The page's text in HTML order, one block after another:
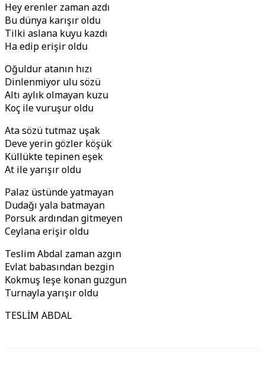
Hey erenler zaman azdı
Bu dünya karışır oldu
Tilki aslana kuyu kazdı
Ha edip erişir oldu
Oğuldur atanın hızı
Dinlenmiyor ulu sözü
Altı aylık olmayan kuzu
Koç ile vuruşur oldu
Ata sözü tutmaz uşak
Deve yerin gözler köşük
Küllükte tepinen eşek
At ile yarışır oldu
Palaz üstünde yatmayan
Dudağı yala batmayan
Porsuk ardından gitmeyen
Ceylana erişir oldu
Teslim Abdal zaman azgın
Evlat babasından bezgin
Kokmuş leşe konan guzgun
Turnayla yarışır oldu
TESLİM ABDAL